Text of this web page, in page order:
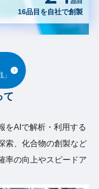
16品目を自社で創製
て
をAIで解析・利用する
索、化合物の創製など
率の向上やスピードア